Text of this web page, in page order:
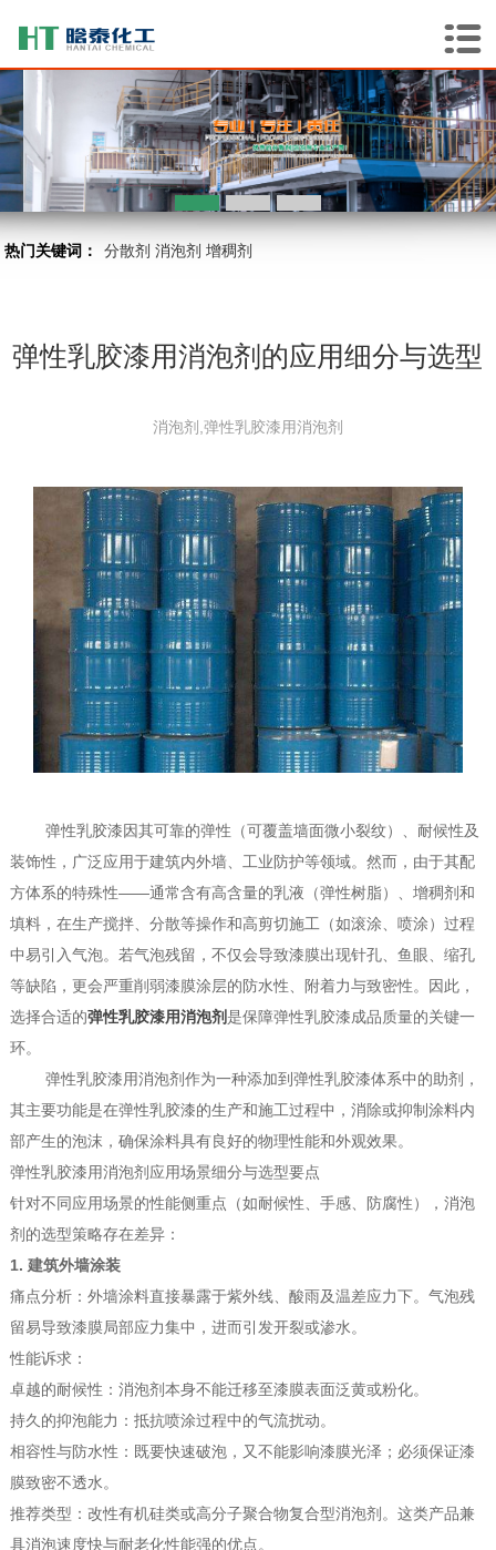
1 3
热门关键词： 分散剂 消泡剂 增稠剂
弹性乳胶漆用消泡剂的应用细分与选型
消泡剂,弹性乳胶漆用消泡剂
弹性乳胶漆因其可靠的弹性（可覆盖墙面微小裂纹）、耐候性及
装饰性，广泛应用于建筑内外墙、工业防护等领域。然而，由于其配
方体系的特殊性——通常含有高含量的乳液（弹性树脂）、增稠剂和
填料，在生产搅拌、分散等操作和高剪切施工（如滚涂、喷涂）过程
中易引入气泡。若气泡残留，不仅会导致漆膜出现针孔、鱼眼、缩孔
等缺陷，更会严重削弱漆膜涂层的防水性、附着力与致密性。因此，
选择合适的弹性乳胶漆用消泡剂是保障弹性乳胶漆成品质量的关键一
环。
弹性乳胶漆用消泡剂作为一种添加到弹性乳胶漆体系中的助剂，
其主要功能是在弹性乳胶漆的生产和施工过程中，消除或抑制涂料内
部产生的泡沫，确保涂料具有良好的物理性能和外观效果。
弹性乳胶漆用消泡剂应用场景细分与选型要点
针对不同应用场景的性能侧重点（如耐候性、手感、防腐性），消泡
剂的选型策略存在差异：
1. 建筑外墙涂装
痛点分析：外墙涂料直接暴露于紫外线、酸雨及温差应力下。气泡残
留易导致漆膜局部应力集中，进而引发开裂或渗水。
性能诉求：
卓越的耐候性：消泡剂本身不能迁移至漆膜表面泛黄或粉化。
持久的抑泡能力：抵抗喷涂过程中的气流扰动。
相容性与防水性：既要快速破泡，又不能影响漆膜光泽；必须保证漆
膜致密不透水。
推荐类型：改性有机硅类或高分子聚合物复合型消泡剂。这类产品兼
具消泡速度快与耐老化性能强的优点。